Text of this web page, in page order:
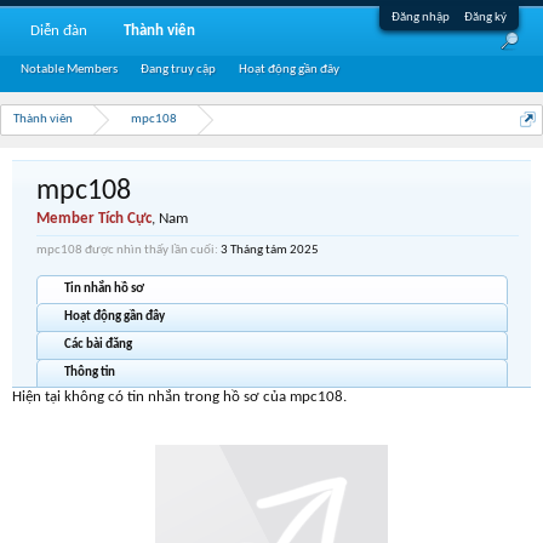
Đăng nhập Đăng ký
Thành viên mpc108
mpc108
Member Tích Cực, Nam
mpc108 được nhìn thấy lần cuối: 3 Tháng tám 2025
Tin nhắn hồ sơ
Hoạt động gần đây
Các bài đăng
Thông tin
Hiện tại không có tin nhắn trong hồ sơ của mpc108.
Diễn đàn Thành viên
Notable Members Đang truy cập Hoạt động gần đây